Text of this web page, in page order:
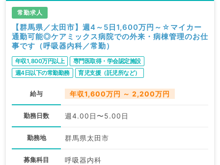
常勤求人
【群馬県／太田市】週4～5日1,600万円～☆マイカー
通勤可能◎ケアミックス病院での外来・病棟管理のお仕
事です（呼吸器内科／常勤）
年収1,800万円以上
専門医取得・学会認定施設
週4日以下の常勤勤務
育児支援（託児所など）
給与 年収1,600万円 ～ 2,200万円
勤務日数 週4.00日〜5.00日
勤務地 群馬県太田市
募集科目 呼吸器内科